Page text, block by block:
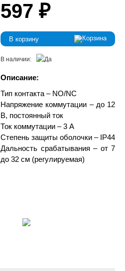
597 ₽
В корзину
В наличии:
Описание:
Тип контакта – NO/NC
Напряжение коммутации – до 12
В, постоянный ток
Ток коммутации – 3 А
Степень защиты оболочки – IP44
Дальность срабатывания – от 7
до 32 см (регулируемая)